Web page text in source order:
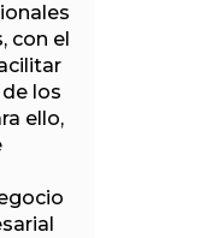
con el
los
ello,